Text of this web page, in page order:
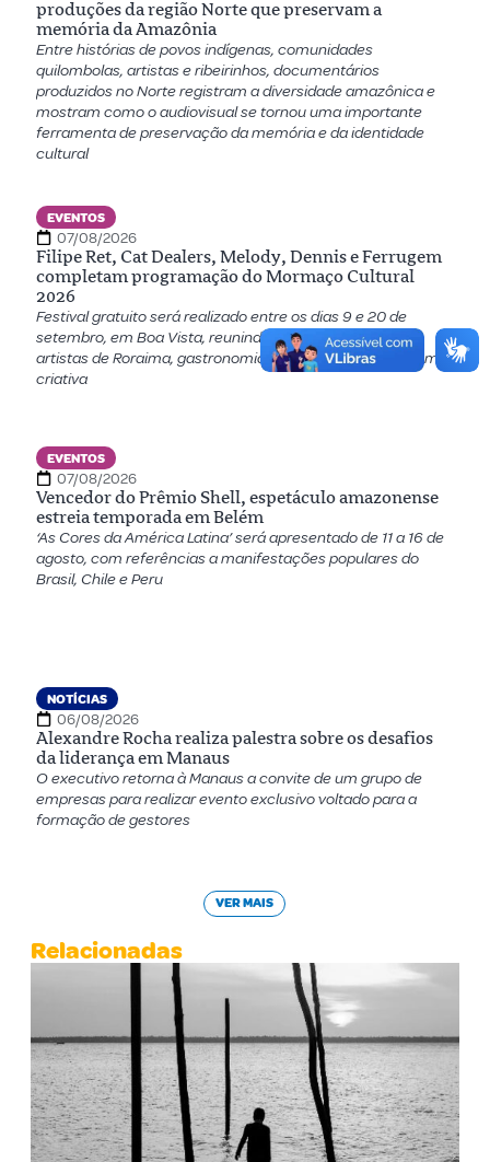
produções da região Norte que preservam a
memória da Amazônia
Entre histórias de povos indígenas, comunidades
quilombolas, artistas e ribeirinhos, documentários
produzidos no Norte registram a diversidade amazônica e
mostram como o audiovisual se tornou uma importante
ferramenta de preservação da memória e da identidade
cultural
EVENTOS
07/08/2026
Filipe Ret, Cat Dealers, Melody, Dennis e Ferrugem
completam programação do Mormaço Cultural
2026
Festival gratuito será realizado entre os dias 9 e 20 de
setembro, em Boa Vista, reunindo atrações nacionais,
artistas de Roraima, gastronomia, teatro, dança e economia
criativa
EVENTOS
07/08/2026
Vencedor do Prêmio Shell, espetáculo amazonense
estreia temporada em Belém
‘As Cores da América Latina’ será apresentado de 11 a 16 de
agosto, com referências a manifestações populares do
Brasil, Chile e Peru
NOTÍCIAS
06/08/2026
Alexandre Rocha realiza palestra sobre os desafios
da liderança em Manaus
O executivo retorna à Manaus a convite de um grupo de
empresas para realizar evento exclusivo voltado para a
formação de gestores
VER MAIS
Relacionadas